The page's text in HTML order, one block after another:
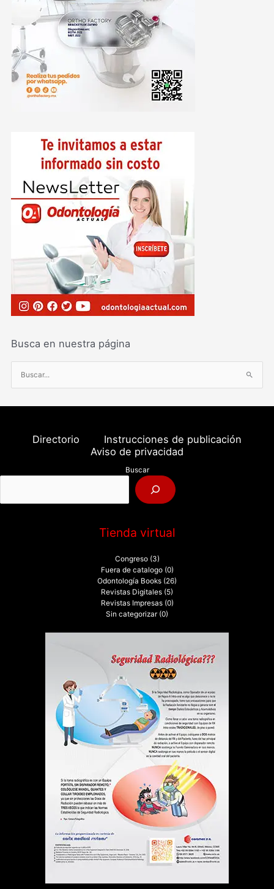
Busca en nuestra página
u
s
o
:
Directorio
Instrucciones de publicación
Aviso de privacidad
Buscar
Tienda virtual
Congreso (3)
Fuera de catalogo (0)
Odontología Books (26)
Revistas Digitales (5)
Revistas Impresas (0)
Sin categorizar (0)